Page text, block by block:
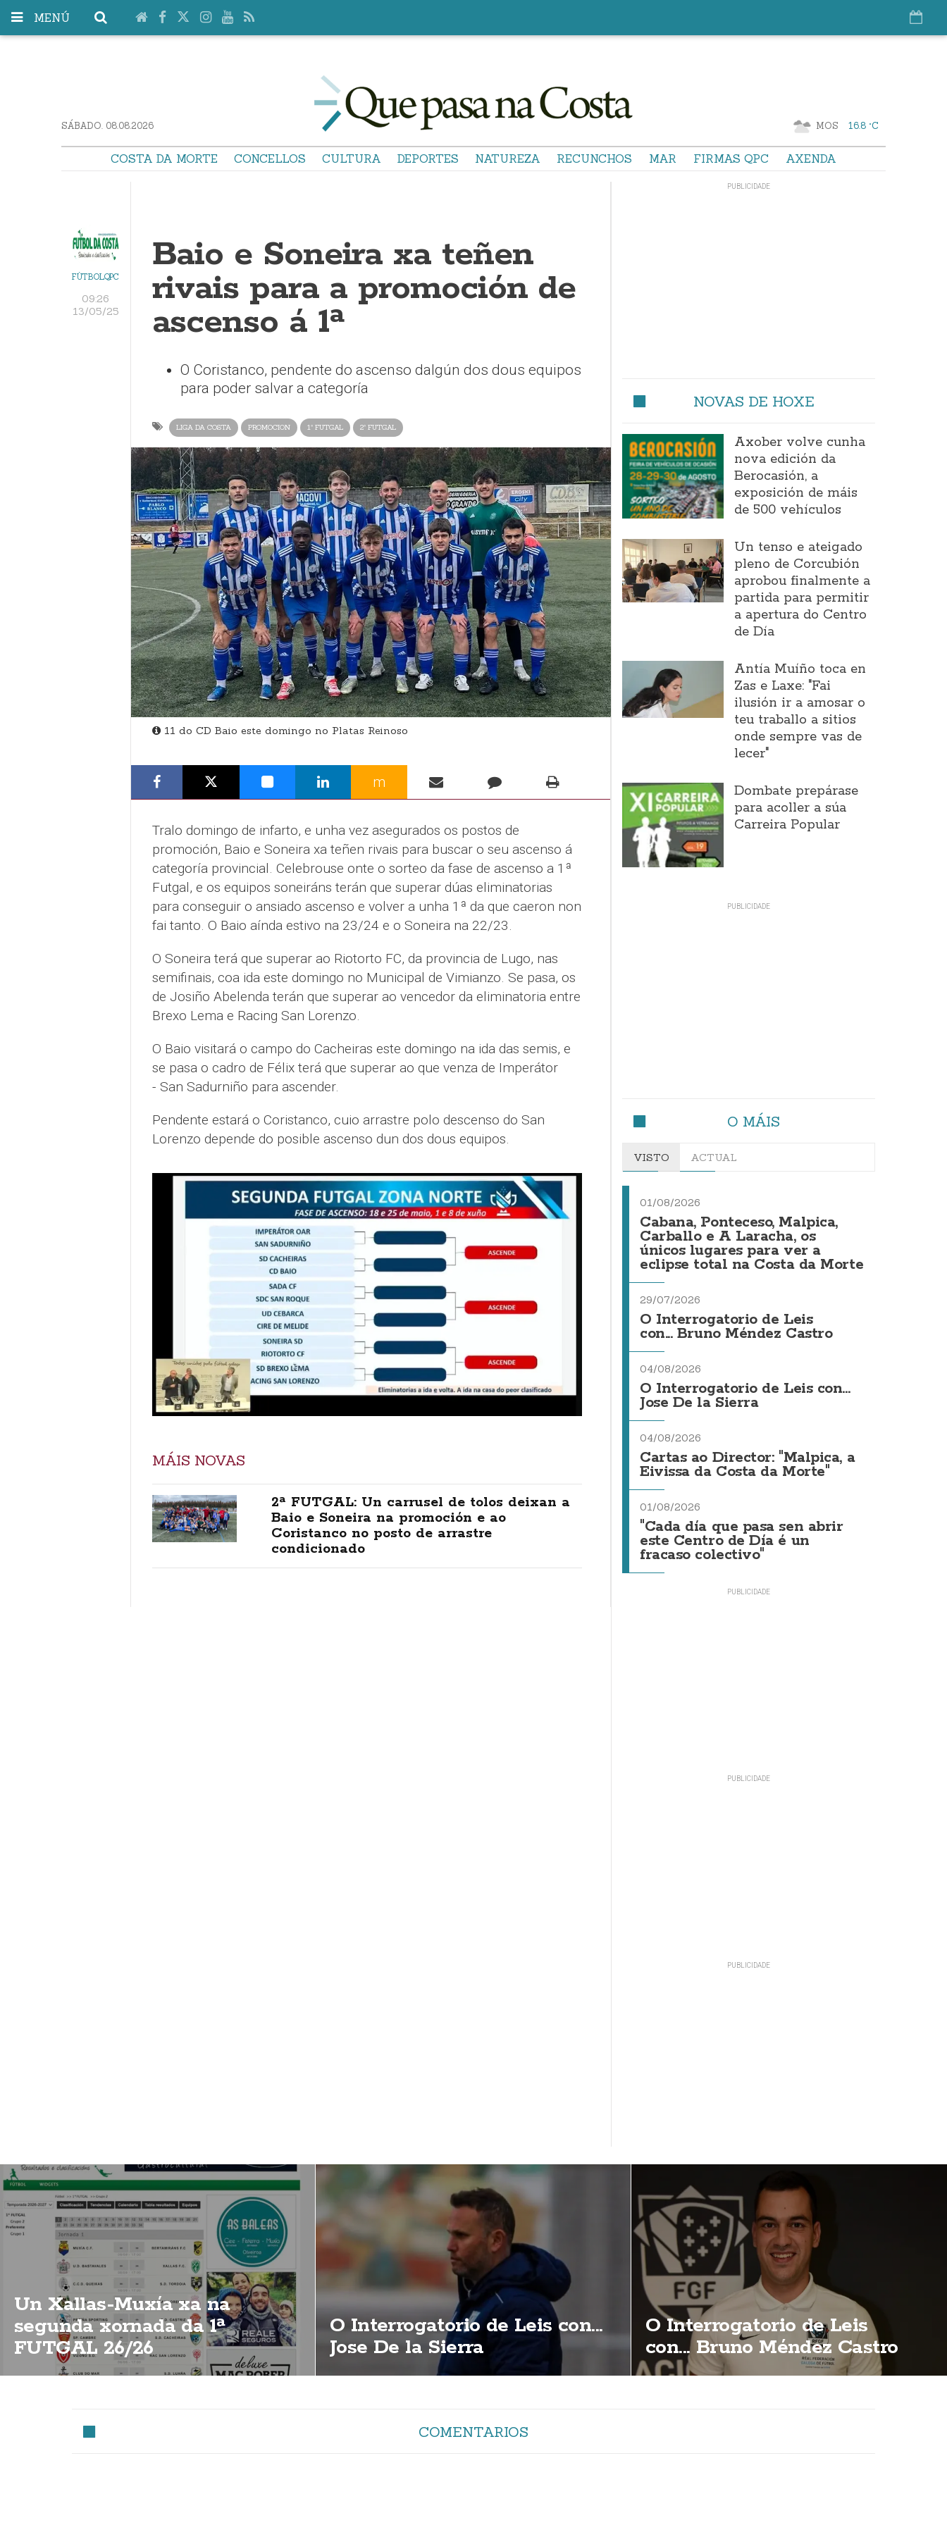
MENÚ
SÁBADO. 08.08.2026 MOS 16.8 °C
COSTA DA MORTE CONCELLOS CULTURA DEPORTES NATUREZA RECUNCHOS MAR FIRMAS QPC AXENDA
FÚTBOLQPC
09:26
13/05/25
Baio e Soneira xa teñen
rivais para a promoción de
ascenso á 1ª
O Coristanco, pendente do ascenso dalgún dos dous equipos
para poder salvar a categoría
LIGA DA COSTA PROMOCION 1ª FUTGAL 2ª FUTGAL
11 do CD Baio este domingo no Platas Reinoso
m
Tralo domingo de infarto, e unha vez asegurados os postos de
promoción, Baio e Soneira xa teñen rivais para buscar o seu ascenso á
categoría provincial. Celebrouse onte o sorteo da fase de ascenso a 1ª
Futgal, e os equipos soneiráns terán que superar dúas eliminatorias
para conseguir o ansiado ascenso e volver a unha 1ª da que caeron non
fai tanto. O Baio aínda estivo na 23/24 e o Soneira na 22/23.
O Soneira terá que superar ao Riotorto FC, da provincia de Lugo, nas
semifinais, coa ida este domingo no Municipal de Vimianzo. Se pasa, os
de Josiño Abelenda terán que superar ao vencedor da eliminatoria entre
Brexo Lema e Racing San Lorenzo.
O Baio visitará o campo do Cacheiras este domingo na ida das semis, e
se pasa o cadro de Félix terá que superar ao que venza de Imperátor
- San Sadurniño para ascender.
Pendente estará o Coristanco, cuio arrastre polo descenso do San
Lorenzo depende do posible ascenso dun dos dous equipos.
MÁIS NOVAS
2ª FUTGAL: Un carrusel de tolos deixan a
Baio e Soneira na promoción e ao
Coristanco no posto de arrastre
condicionado
NOVAS DE HOXE
Axober volve cunha
nova edición da
Berocasión, a
exposición de máis
de 500 vehículos
Un tenso e ateigado
pleno de Corcubión
aprobou finalmente a
partida para permitir
a apertura do Centro
de Día
Antía Muíño toca en
Zas e Laxe: "Fai
ilusión ir a amosar o
teu traballo a sitios
onde sempre vas de
lecer"
Dombate prepárase
para acoller a súa
Carreira Popular
O MÁIS
VISTO ACTUAL
01/08/2026
Cabana, Ponteceso, Malpica,
Carballo e A Laracha, os
únicos lugares para ver a
eclipse total na Costa da Morte
29/07/2026
O Interrogatorio de Leis
con... Bruno Méndez Castro
04/08/2026
O Interrogatorio de Leis con...
Jose De la Sierra
04/08/2026
Cartas ao Director: "Malpica, a
Eivissa da Costa da Morte"
01/08/2026
"Cada día que pasa sen abrir
este Centro de Día é un
fracaso colectivo"
Un Xallas-Muxía xa na
segunda xornada da 1ª
FUTGAL 26/26
O Interrogatorio de Leis con...
Jose De la Sierra
O Interrogatorio de Leis
con... Bruno Méndez Castro
COMENTARIOS